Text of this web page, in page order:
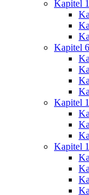
Kapitel
Kapitel
Kapitel
Kapitel